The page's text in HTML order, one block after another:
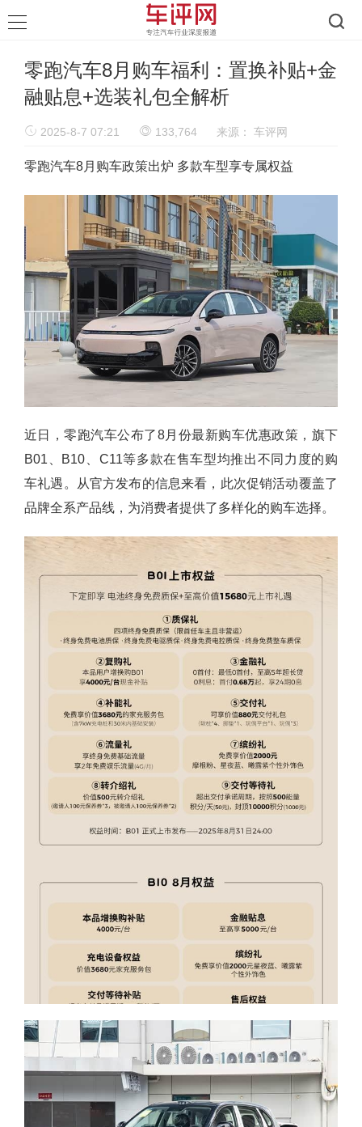
零跑汽车8月购车福利：置换补贴+金
融贴息+选装礼包全解析
2025-8-7 07:21 133,764 来源： 车评网
零跑汽车8月购车政策出炉 多款车型享专属权益
近日，零跑汽车公布了8月份最新购车优惠政策，旗下
B01、B10、C11等多款在售车型均推出不同力度的购
车礼遇。从官方发布的信息来看，此次促销活动覆盖了
品牌全系产品线，为消费者提供了多样化的购车选择。